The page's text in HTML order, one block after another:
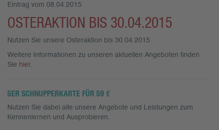
Eintrag vom 08.04.2015
OSTERAKTION BIS 30.04.2015
Nutzen Sie unsere Osteraktion bis 30.04.2015
Weitere Informationen zu unseren aktuellen Angeboten finden
Sie hier
5ER SCHNUPPERKARTE FÜR 59 €
Nutzen Sie dabei alle unsere Angebote und Leistungen zum
Kennenlernen und Ausprobieren.